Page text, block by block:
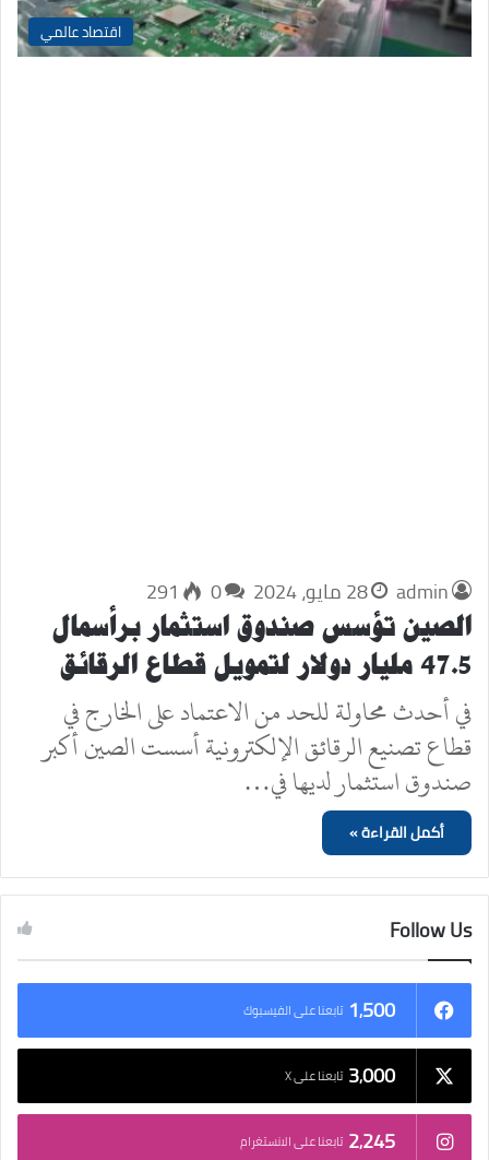
اقتصاد عالمي
admin 28 مايو، 2024 0
291
الصين تؤسس صندوق استثمار برأسمال
47.5 مليار دولار لتمويل قطاع الرقائق
في أحدث محاولة للحد من الاعتماد على الخارج في
قطاع تصنيع الرقائق الإلكترونية أسست الصين أكبر
صندوق استثمار لديها في…
أكمل القراءة »
Follow Us
1٬500 تابعنا على الفيسبوك
3٬000 تابعنا على X
2٬245 تابعنا على الانستغرام